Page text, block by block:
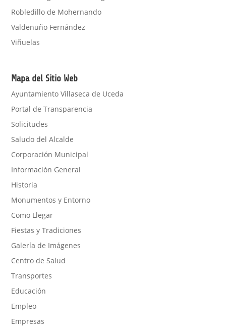
Robledillo de Mohernando
Valdenuño Fernández
Viñuelas
Mapa del Sitio Web
Ayuntamiento Villaseca de Uceda
Portal de Transparencia
Solicitudes
Saludo del Alcalde
Corporación Municipal
Información General
Historia
Monumentos y Entorno
Como Llegar
Fiestas y Tradiciones
Galería de Imágenes
Centro de Salud
Transportes
Educación
Empleo
Empresas